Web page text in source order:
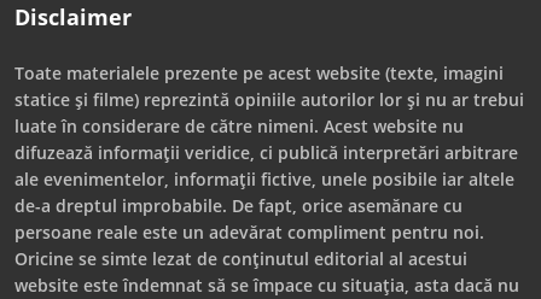
Disclaimer
Toate materialele prezente pe acest website (texte, imagini
statice și filme) reprezintă opiniile autorilor lor și nu ar trebui
luate în considerare de către nimeni. Acest website nu
difuzează informații veridice, ci publică interpretări arbitrare
ale evenimentelor, informații fictive, unele posibile iar altele
de-a dreptul improbabile. De fapt, orice asemănare cu
persoane reale este un adevărat compliment pentru noi.
Oricine se simte lezat de conținutul editorial al acestui
website este îndemnat să se împace cu situația, asta dacă nu